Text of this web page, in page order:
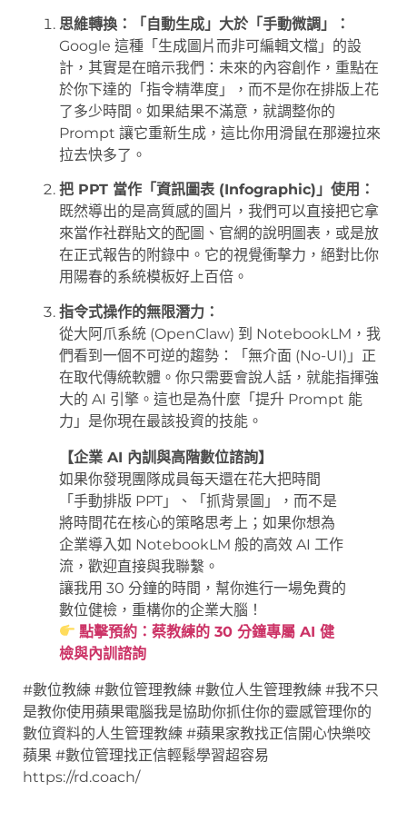
思維轉換：「自動生成」大於「手動微調」：
Google 這種「生成圖片而非可編輯文檔」的設
計，其實是在暗示我們：未來的內容創作，重點在
於你下達的「指令精準度」，而不是你在排版上花
了多少時間。如果結果不滿意，就調整你的
Prompt 讓它重新生成，這比你用滑鼠在那邊拉來
拉去快多了。
把 PPT 當作「資訊圖表 (Infographic)」使用：
既然導出的是高質感的圖片，我們可以直接把它拿
來當作社群貼文的配圖、官網的說明圖表，或是放
在正式報告的附錄中。它的視覺衝擊力，絕對比你
用陽春的系統模板好上百倍。
指令式操作的無限潛力：
從大阿爪系統 (OpenClaw) 到 NotebookLM，我
們看到一個不可逆的趨勢：「無介面 (No-UI)」正
在取代傳統軟體。你只需要會說人話，就能指揮強
大的 AI 引擎。這也是為什麼「提升 Prompt 能
力」是你現在最該投資的技能。
【企業 AI 內訓與高階數位諮詢】
如果你發現團隊成員每天還在花大把時間
「手動排版 PPT」、「抓背景圖」，而不是
將時間花在核心的策略思考上；如果你想為
企業導入如 NotebookLM 般的高效 AI 工作
流，歡迎直接與我聯繫。
讓我用 30 分鐘的時間，幫你進行一場免費的
數位健檢，重構你的企業大腦！
點擊預約：蔡教練的 30 分鐘專屬 AI 健
檢與內訓諮詢
#數位教練 #數位管理教練 #數位人生管理教練 #我不只
是教你使用蘋果電腦我是協助你抓住你的靈感管理你的
數位資料的人生管理教練 #蘋果家教找正信開心快樂咬
蘋果 #數位管理找正信輕鬆學習超容易
https://rd.coach/